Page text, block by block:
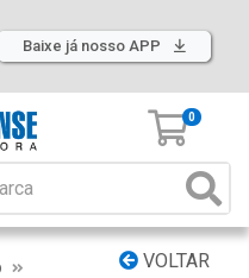
Baixe já nosso APP
0
VOLTAR